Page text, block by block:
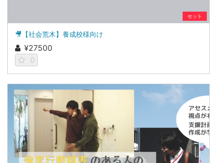
セット
🎥【社会荒木】養成校様向け
¥27500
0